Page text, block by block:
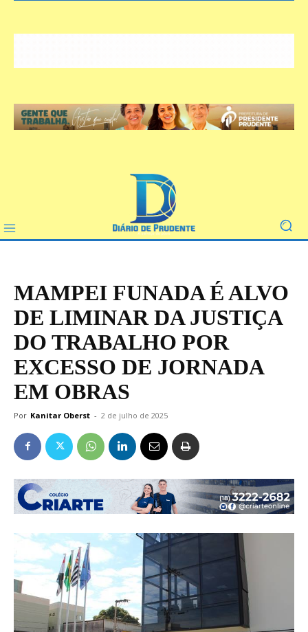
MAMPEI FUNADA É ALVO
DE LIMINAR DA JUSTIÇA
DO TRABALHO POR
EXCESSO DE JORNADA
EM OBRAS
Por Kanitar Oberst - 2 de julho de 2025